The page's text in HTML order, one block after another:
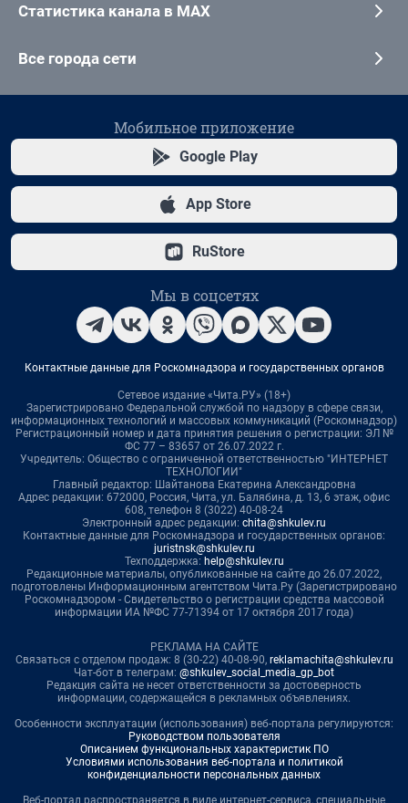
Статистика канала в MAX
Все города сети
Мобильное приложение
Google Play
App Store
RuStore
Мы в соцсетях
Контактные данные для Роскомнадзора и государственных органов
Сетевое издание «Чита.РУ» (18+)
Зарегистрировано Федеральной службой по надзору в сфере связи,
информационных технологий и массовых коммуникаций (Роскомнадзор)
Регистрационный номер и дата принятия решения о регистрации: ЭЛ №
ФС 77 – 83657 от 26.07.2022 г.
Учредитель: Общество с ограниченной ответственностью "ИНТЕРНЕТ
ТЕХНОЛОГИИ"
Главный редактор: Шайтанова Екатерина Александровна
Адрес редакции: 672000, Россия, Чита, ул. Балябина, д. 13, 6 этаж, офис
608, телефон 8 (3022) 40-08-24
Электронный адрес редакции: chita@shkulev.ru
Контактные данные для Роскомнадзора и государственных органов:
juristnsk@shkulev.ru
Техподдержка: help@shkulev.ru
Редакционные материалы, опубликованные на сайте до 26.07.2022,
подготовлены Информационным агентством Чита.Ру (Зарегистрировано
Роскомнадзором - Свидетельство о регистрации средства массовой
информации ИА №ФС 77-71394 от 17 октября 2017 года)
РЕКЛАМА НА САЙТЕ
Связаться с отделом продаж: 8 (30-22) 40-08-90, reklamachita@shkulev.ru
Чат-бот в телеграм: @shkulev_social_media_gp_bot
Редакция сайта не несет ответственности за достоверность
информации, содержащейся в рекламных объявлениях.
Особенности эксплуатации (использования) веб-портала регулируются:
Руководством пользователя
Описанием функциональных характеристик ПО
Условиями использования веб-портала и политикой
конфиденциальности персональных данных
Веб-портал распространяется в виде интернет-сервиса, специальные